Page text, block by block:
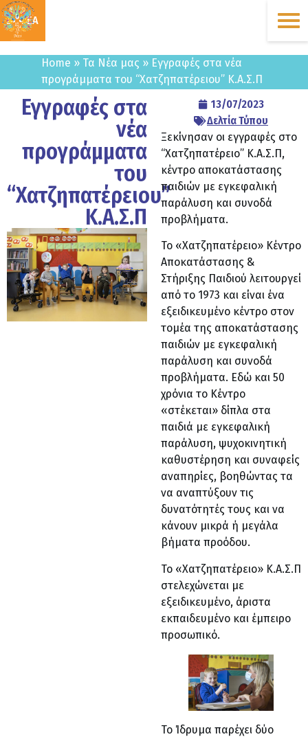
ΔΩΡΕΑ
Home » Τα Νέα μας » Εγγραφές στα νέα
προγράμματα του “Χατζηπατέρειου” Κ.Α.Σ.Π
Εγγραφές στα
νέα
προγράμματα
του
“Χατζηπατέρειου”
Κ.Α.Σ.Π
13/07/2023
Δελτία Τύπου
Ξεκίνησαν οι εγγραφές στο
“Χατζηπατέρειο” Κ.Α.Σ.Π,
κέντρο αποκατάστασης
παιδιών με εγκεφαλική
παράλυση και συνοδά
προβλήματα.
Το «Χατζηπατέρειο» Κέντρο
Αποκατάστασης &
Στήριξης Παιδιού λειτουργεί
από το 1973 και είναι ένα
εξειδικευμένο κέντρο στον
τομέα της αποκατάστασης
παιδιών με εγκεφαλική
παράλυση και συνοδά
προβλήματα. Εδώ και 50
χρόνια το Κέντρο
«στέκεται» δίπλα στα
παιδιά με εγκεφαλική
παράλυση, ψυχοκινητική
καθυστέρηση και συναφείς
αναπηρίες, βοηθώντας τα
να αναπτύξουν τις
δυνατότητές τους και να
κάνουν μικρά ή μεγάλα
βήματα προόδου.
Το «Χατζηπατέρειο» Κ.Α.Σ.Π
στελεχώνεται με
εξειδικευμένο, άριστα
εκπαιδευμένο και έμπειρο
προσωπικό.
Το Ίδρυμα παρέχει δύο